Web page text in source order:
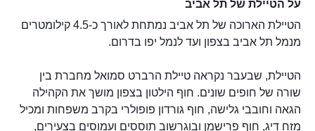
על הטיילת של תל אביב
הטיילת הארוכה של תל אביב נמתחת לאורך כ-4.5 קילומטרים
מנמל תל אביב בצפון ועד לנמל יפו בדרום.
הטיילת, שבעבר נקראה טיילת הרברט סמואל מחברת בין
שורה של חופים שונים. חוף הילטון בצפון מושך את הקהילה
הגאה וחובבי גלישה, חוף גורדון פופולרי בקרב משפחות ומכיל
מזח דיג, חוף פרישמן ובוגרשוב תוססים ועמוסים בצעירים,